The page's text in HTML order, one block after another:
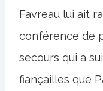
Favreau lui ait
conférence de
secours qui a
fiançailles que